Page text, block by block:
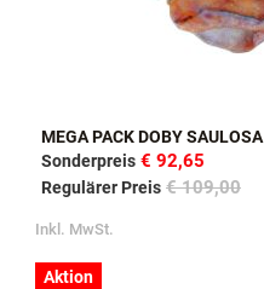
MEGA PACK DOBY SAULOSA
Sonderpreis € 92,65
Regulärer Preis € 109,00
Inkl. MwSt.
Aktion